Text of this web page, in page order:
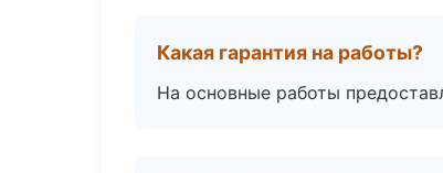
Какая гарантия на работы?
На основные работы